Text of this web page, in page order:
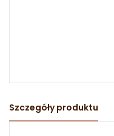
Szczegóły produktu